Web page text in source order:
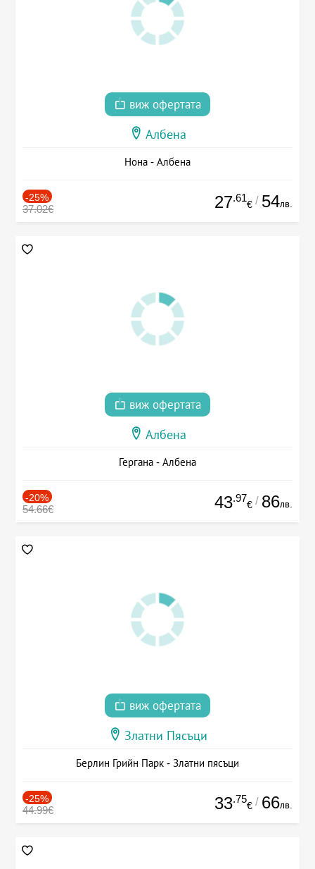
виж офертата
Албена
Нона - Албена
-25%
37.02€ 27.61
€ / 54лв.
виж офертата
Албена
Гергана - Албена
-20%
54.66€ 43.97
€ / 86лв.
виж офертата
Златни Пясъци
Берлин Грийн Парк - Златни пясъци
-25%
44.99€ 33.75
€ / 66лв.